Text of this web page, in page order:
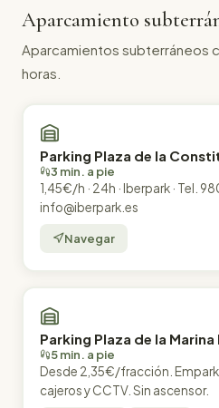
Aparcamiento
Aparcamientos subterráneos
horas.
Parking Plaza de la
3 min. a pie
1,45€/h · 24h · Iberpark · Tel.
info@iberpark.es
Navegar
Parking Plaza de la Marina
5 min. a pie
Desde 2,35€/fracción.
cajeros y CCTV. Sin ascensor.